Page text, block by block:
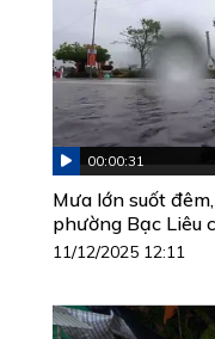
00:00:31
Mưa lớn suốt
phường Bạc Liêu
11/12/2025 12:11